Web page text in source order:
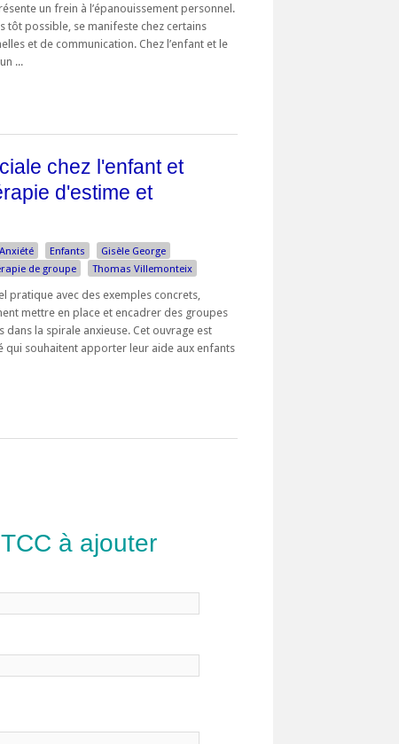
un frein à l’épanouissement personnel.
tôt possible, se manifeste chez certains
et de communication. Chez l’enfant et le
...
chez l'enfant et
d'estime et
Anxiété Enfants
Gisèle George
de groupe Thomas Villemonteix
pratique avec des exemples concrets,
mettre en place et encadrer des groupes
dans la spirale anxieuse. Cet ouvrage est
qui souhaitent apporter leur aide aux enfants
à ajouter